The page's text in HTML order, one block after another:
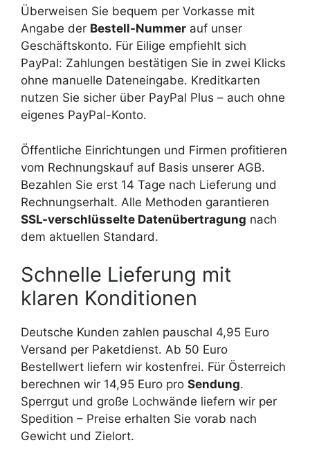
Überweisen Sie bequem per Vorkasse mit
Angabe der Bestell-Nummer auf unser
Geschäftskonto. Für Eilige empfiehlt sich
PayPal: Zahlungen bestätigen Sie in zwei Klicks
ohne manuelle Dateneingabe. Kreditkarten
nutzen Sie sicher über PayPal Plus – auch ohne
eigenes PayPal-Konto.
Öffentliche Einrichtungen und Firmen profitieren
vom Rechnungskauf auf Basis unserer AGB.
Bezahlen Sie erst 14 Tage nach Lieferung und
Rechnungserhalt. Alle Methoden garantieren
SSL-verschlüsselte Datenübertragung nach
dem aktuellen Standard.
Schnelle Lieferung mit
klaren Konditionen
Deutsche Kunden zahlen pauschal 4,95 Euro
Versand per Paketdienst. Ab 50 Euro
Bestellwert liefern wir kostenfrei. Für Österreich
berechnen wir 14,95 Euro pro Sendung.
Sperrgut und große Lochwände liefern wir per
Spedition – Preise erhalten Sie vorab nach
Gewicht und Zielort.